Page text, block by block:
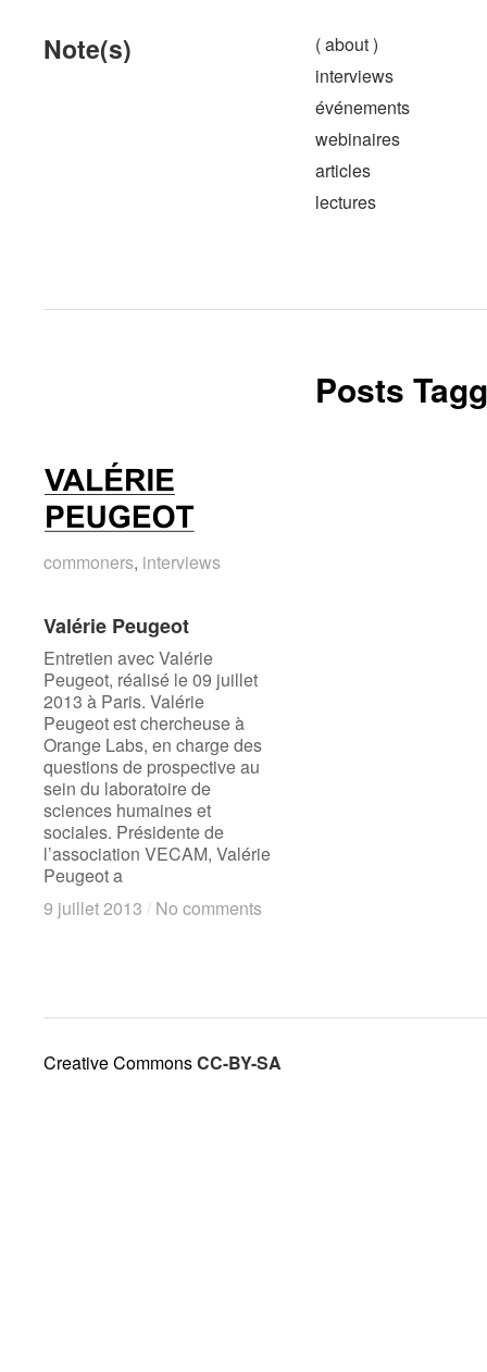
Note(s)
( about )
interviews
événements
webinaires
articles
lectures
Posts
commoners, interviews
Valérie Peugeot
Entretien avec Valérie
Peugeot, réalisé le 09 juillet
2013 à Paris. Valérie
Peugeot est chercheuse à
Orange Labs, en charge des
questions de prospective au
sein du laboratoire de
sciences humaines et
sociales. Présidente de
l’association VECAM, Valérie
Peugeot a
9 juillet 2013 / No comments
commoners interviews
Valérie Peugeot
9 juillet 2013 / No comments
Creative CommonsCC-BY-SA